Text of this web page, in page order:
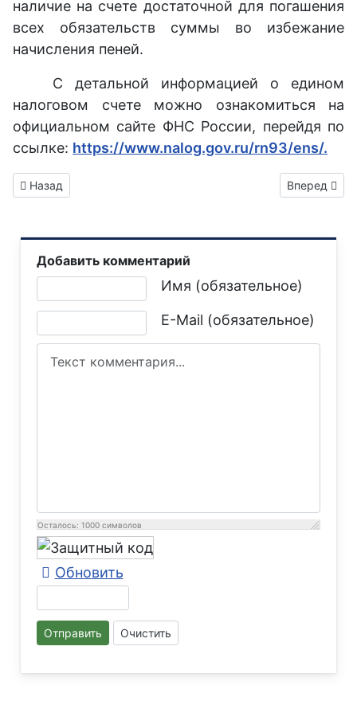
наличие на счете достаточной для погашения
всех обязательств суммы во избежание
начисления пеней.
С детальной информацией о едином
налоговом счете можно ознакомиться на
официальном сайте ФНС России, перейдя по
ссылке: https://www.nalog.gov.ru/rn93/ens/.
Предыдущий: Память – великая сила народа «Знаю! Помню!
Назад Следующий:
Вперед
Добавить комментарий
Имя (обязательное)
E-Mail (обязательное)
Текст комментария
Осталось: 1000 символов
Обновить
Отправить Очистить